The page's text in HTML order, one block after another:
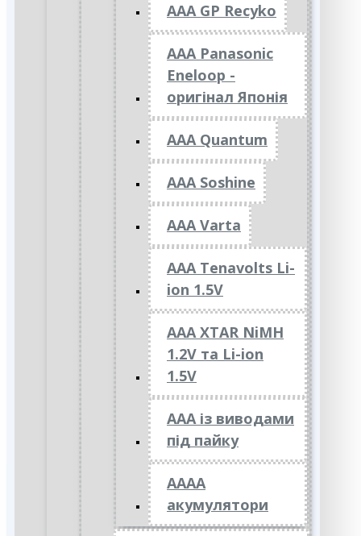
AAA GP Recyko
AAA Panasonic
Eneloop -
оригінал Японія
AAA Quantum
AAA Soshine
AAA Varta
AAA Tenavolts Li-
ion 1.5V
AAA XTAR NiMH
1.2V та Li-ion
1.5V
ААА із виводами
під пайку
АААА
акумулятори